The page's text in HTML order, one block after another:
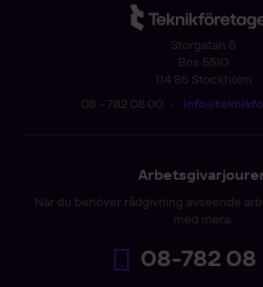
Storgatan 5
Box 5510
114 85 Stockholm
08 - 782 08 00 •
När du behöver rådgivning avseende
med mera.
08-782 08